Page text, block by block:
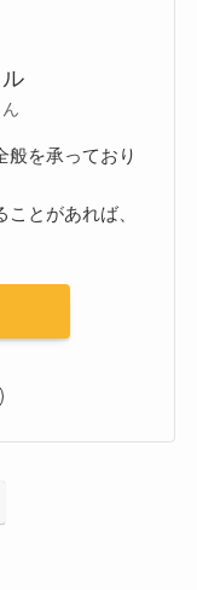
般を承っており
とがあれば、